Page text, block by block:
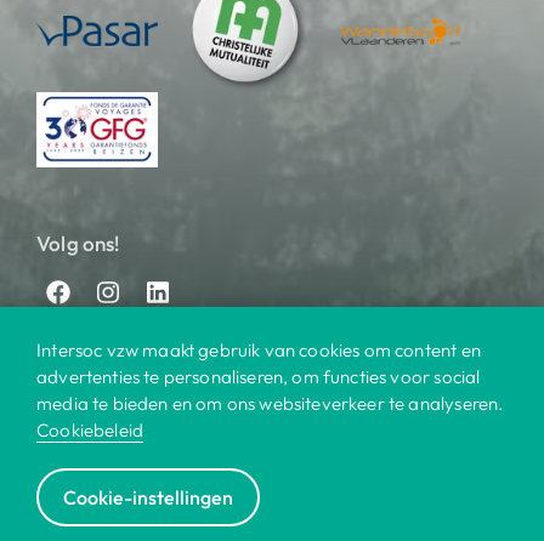
Volg ons!
Bestemmingen | Contact
Intersoc vzw maakt gebruik van cookies om content en
advertenties te personaliseren, om functies voor social
media te bieden en om ons websiteverkeer te analyseren.
Cookiebeleid
Cookie-instellingen